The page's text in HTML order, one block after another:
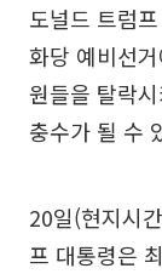
도널드 트럼
화당 예비선
원들을 탈락
충수가 될 수
20일(현지시
프 대통령은